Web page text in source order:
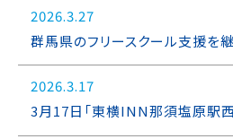
2026.3.27
群馬県のフリースクール支援を
2026.3.17
3月17日「東横INN那須塩原駅